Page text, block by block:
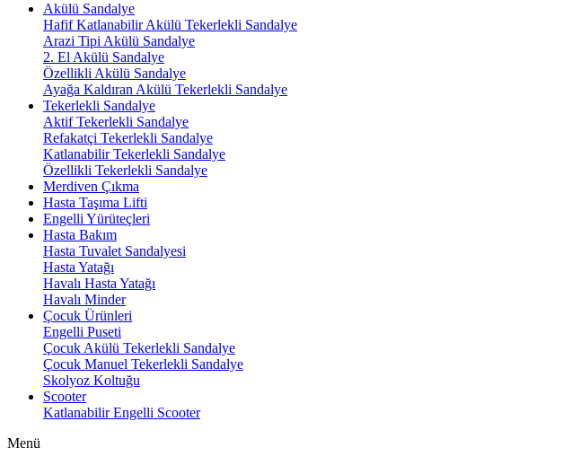
Akülü Sandalye
Hafif Katlanabilir Akülü Tekerlekli Sandalye
Arazi Tipi Akülü Sandalye
2. El Akülü Sandalye
Özellikli Akülü Sandalye
Ayağa Kaldıran Akülü Tekerlekli Sandalye
Tekerlekli Sandalye
Aktif Tekerlekli Sandalye
Refakatçi Tekerlekli Sandalye
Katlanabilir Tekerlekli Sandalye
Özellikli Tekerlekli Sandalye
Merdiven Çıkma
Hasta Taşıma Lifti
Engelli Yürüteçleri
Hasta Bakım
Hasta Tuvalet Sandalyesi
Hasta Yatağı
Havalı Hasta Yatağı
Havalı Minder
Çocuk Ürünleri
Engelli Puseti
Çocuk Akülü Tekerlekli Sandalye
Çocuk Manuel Tekerlekli Sandalye
Skolyoz Koltuğu
Scooter
Katlanabilir Engelli Scooter
Menü